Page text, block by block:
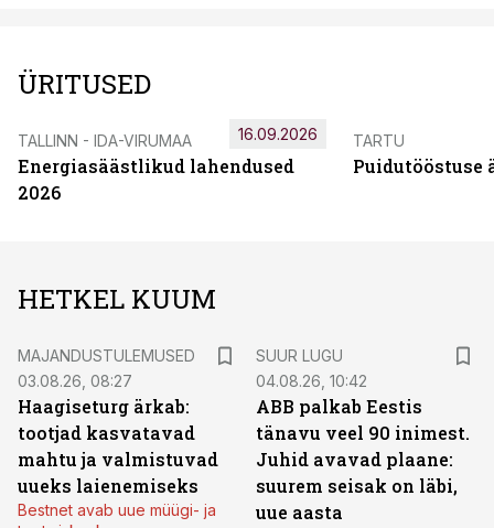
ÜRITUSED
TALLINN - IDA-VIRUMAA
Energiasäästlikud lahendused
2026
16.09.2026 TARTU
Puidutööstuse
HETKEL KUUM
MAJANDUSTULEMUSED
03.08.26, 08:27
Haagiseturg ärkab:
tootjad kasvatavad
mahtu ja valmistuvad
uueks laienemiseks
Bestnet avab uue müügi- ja
SUUR LUGU
04.08.26, 10:42
ABB palkab Eestis
tänavu veel 90 inimest.
Juhid avavad plaane:
suurem seisak on läbi,
uue aasta